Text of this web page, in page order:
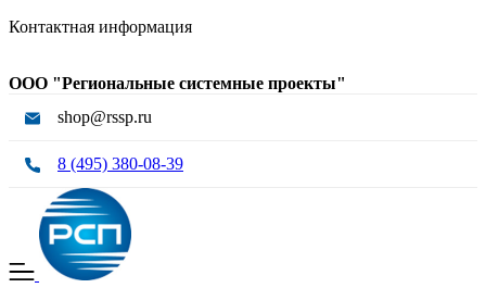
Контактная информация
ООО "Региональные системные проекты"
shop@rssp.ru
8 (495) 380-08-39